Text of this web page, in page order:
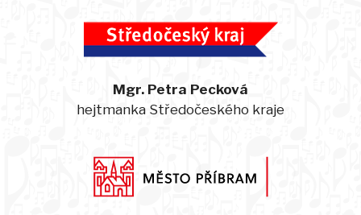
Mgr. Petra Pecková
hejtmanka Středočeského kraje